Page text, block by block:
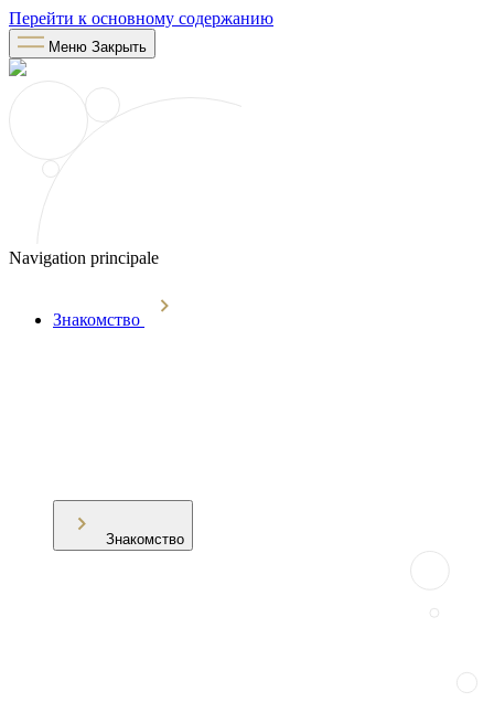
Перейти к основному содержанию
Меню Закрыть
Navigation principale
Знакомство
Знакомство